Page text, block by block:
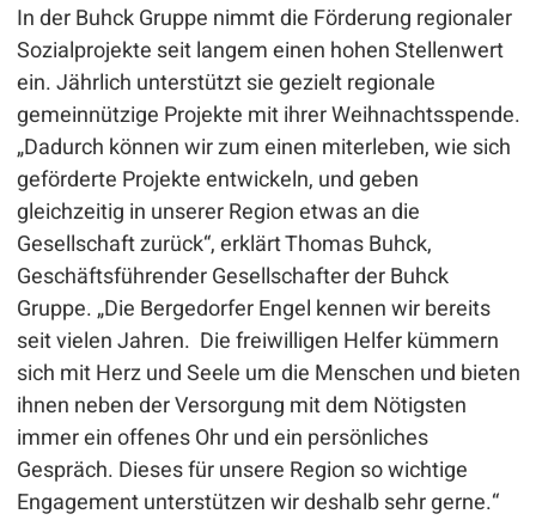
In der Buhck Gruppe nimmt die Förderung regionaler
Sozialprojekte seit langem einen hohen Stellenwert
ein. Jährlich unterstützt sie gezielt regionale
gemeinnützige Projekte mit ihrer Weihnachtsspende.
„Dadurch können wir zum einen miterleben, wie sich
geförderte Projekte entwickeln, und geben
gleichzeitig in unserer Region etwas an die
Gesellschaft zurück“, erklärt Thomas Buhck,
Geschäftsführender Gesellschafter der Buhck
Gruppe. „Die Bergedorfer Engel kennen wir bereits
seit vielen Jahren. Die freiwilligen Helfer kümmern
sich mit Herz und Seele um die Menschen und bieten
ihnen neben der Versorgung mit dem Nötigsten
immer ein offenes Ohr und ein persönliches
Gespräch. Dieses für unsere Region so wichtige
Engagement unterstützen wir deshalb sehr gerne.“